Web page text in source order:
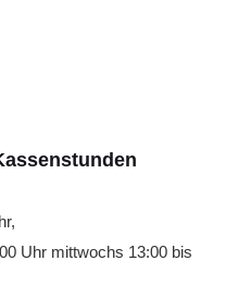
Uhr mittwochs 13:00 bis